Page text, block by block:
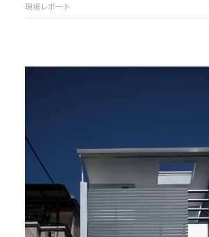
現場レポート